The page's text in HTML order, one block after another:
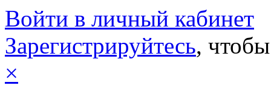
Войти в личный кабинет
Зарегистрируйтесь,
×